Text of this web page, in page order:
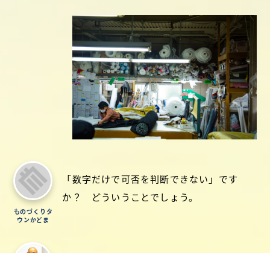
ものづくりタ
ウンかどま
「数字だけで可否を判断できない」です
か？ どういうことでしょう。